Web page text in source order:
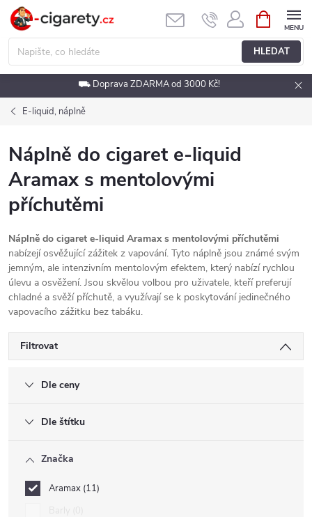
Přejít
obsah
HLEDAT
NÁKUPNÍ
KOŠÍK
⛟ Doprava ZDARMA od 3000 Kč!
E-liquid, náplně
Náplně do cigaret e-liquid
Aramax s mentolovými
příchutěmi
Náplně do cigaret e-liquid Aramax s mentolovými příchutěmi
nabízejí osvěžující zážitek z vapování. Tyto náplně jsou známé svým
jemným, ale intenzivním mentolovým efektem, který nabízí rychlou
úlevu a osvěžení. Jsou skvělou volbou pro uživatele, kteří preferují
chladné a svěží příchutě, a využívají se k poskytování jedinečného
vapovacího zážitku bez tabáku.
Filtrovat
Dle ceny
Dle štítku
Značka
Aramax 11